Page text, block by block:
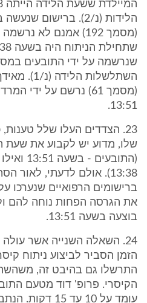
הלידות (נ/2). ברישום
(מסמך 192) אמנם לא
שנרשמה על ידי התובעים
השתלשלות
(מסמך 61) נרשם על ידי
13:51.
23. הצדדים העלו שלל
שלו, מדוע יש לקבוע את שעת
13:38). אולם לדעתי, לאור
ברישומים הרפואיים שנערכו
את הגרסה הפחות נוחה להם
בוצעה בשעה 13:51.
24. השאלה השנייה אשר
הזמן הסביר לביצוע ניתוח
התרשלו גם בהיבט זה,
הקיסרי. פרופ' דוד מטעם
עומד על 10 עד